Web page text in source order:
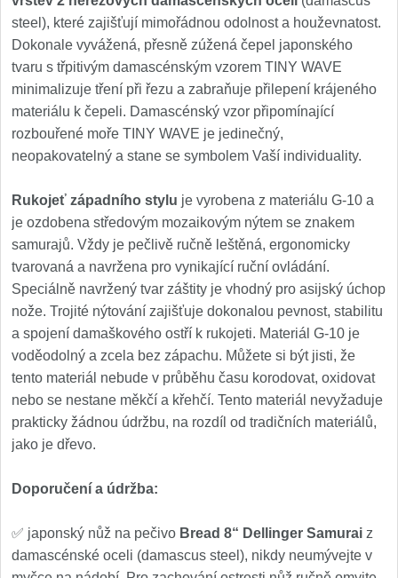
Doprodej 11
Dárky 4
Značky
steel), které zajišťují mimořádnou odolnost a houževnatost.
Dokonale vyvážená, přesně zúžená čepel japonského
tvaru s třpitivým damascénským vzorem TINY WAVE
minimalizuje tření při řezu a zabraňuje přilepení krájeného
materiálu k čepeli. Damascénský vzor připomínající
rozbouřené moře TINY WAVE je jedinečný,
neopakovatelný a stane se symbolem Vaší individuality.
Rukojeť západního stylu je vyrobena z materiálu G-10 a
je ozdobena středovým mozaikovým nýtem se znakem
samurajů. Vždy je pečlivě ručně leštěná, ergonomicky
tvarovaná a navržena pro vynikající ruční ovládání.
Speciálně navržený tvar záštity je vhodný pro asijský úchop
nože. Trojité nýtování zajišťuje dokonalou pevnost, stabilitu
a spojení damaškového ostří k rukojeti. Materiál G-10 je
voděodolný a zcela bez zápachu. Můžete si být jisti, že
tento materiál nebude v průběhu času korodovat, oxidovat
nebo se nestane měkčí a křehčí. Tento materiál nevyžaduje
prakticky žádnou údržbu, na rozdíl od tradičních materiálů,
jako je dřevo.
Doporučení a údržba:
✅ japonský nůž na pečivo Bread 8“ Dellinger Samurai z
damascénské oceli (damascus steel), nikdy neumývejte v